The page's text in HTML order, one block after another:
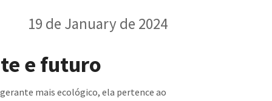
Noticias
19 de January de 2024
e futuro
mais ecológico, ela pertence ao